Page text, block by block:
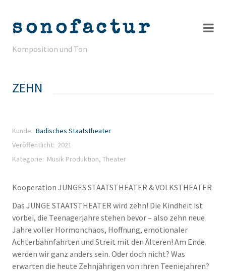
sonofactur
Komposition und Ton
Kontakt
ZEHN
Kunde:Badisches Staatstheater
Veröffentlicht: 2021
Kategorie: Musik Produktion,Theater
Kooperation JUNGES STAATSTHEATER & VOLKSTHEATER
Das JUNGE STAATSTHEATER wird zehn! Die Kindheit ist
vorbei, die Teenagerjahre stehen bevor – also zehn neue
Jahre voller Hormonchaos, Hoffnung, emotionaler
Achterbahnfahrten und Streit mit den Älteren! Am Ende
werden wir ganz anders sein. Oder doch nicht? Was
erwarten die heute Zehnjährigen von ihren Teeniejahren?